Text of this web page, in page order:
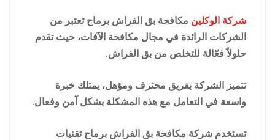
شركة الوكلين مكافحة بق الفراش برماح تعتبر من
الشركات الرائدة في مجال مكافحة الآفات، حيث تقدم
حلولاً فعّالة للتخلص من بق الفراش.
تتميز الشركة بفريق محترف ومؤهل، يمتلك خبرة
واسعة في التعامل مع هذه المشكلة بشكل آمن وفعال.
تستخدم شركة مكافحة بق الفراش برماح تقنيات